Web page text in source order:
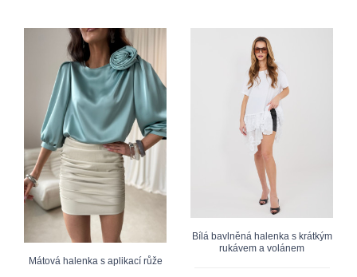
Mátová halenka s aplikací růže
Bílá bavlněná halenka s krátkým
rukávem a volánem